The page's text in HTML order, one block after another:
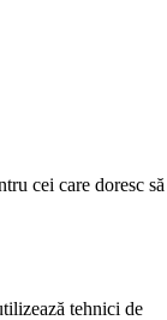
cei care doresc să
tehnici de